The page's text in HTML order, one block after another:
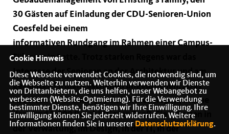
30 Gästen auf Einladung der CDU-Senioren-Union
Coesfeld bei einem
informativen Rundgang im Rahmen einer Campus-
Führung in Lette. Trotz starken Regens war das
Interesse der Senioren an der Architektur und am
gesamten Firmengeschehen ungebrochen. „Das
Arbeiten im Grünen“, so der Firmenslogan, mache
den rund 1.000 Beschäftigten Spaß. Sie arbeiten in
der Verwaltung, im Design, in der IT, in der
Cookie Hinweis
Diese Webseite verwendet Cookies, die notwendig sind, um
die Webseite zu nutzen. Weiterhin verwenden wir Dienste
von Drittanbietern, die uns helfen, unser Webangebot zu
verbessern (Website-Optmierung). Für die Verwendung
bestimmter Dienste, benötigen wir Ihre Einwilligung. Ihre
Einwilligung können Sie jederzeit widerrufen. Weitere
Informationen finden Sie in unserer Datenschutzerklärung.